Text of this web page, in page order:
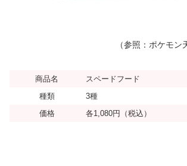
（参照：ポケモン
商品名
スペードフード
種類
3種
価格
各1,080円（税込）